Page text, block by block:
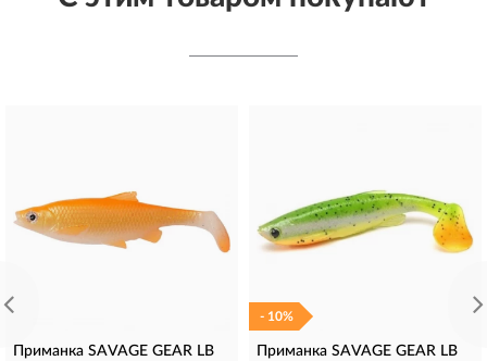
Приманка SAVAGE GEAR LB
- 10%
Приманка SAVAGE GEAR LB